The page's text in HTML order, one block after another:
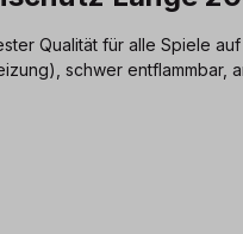
Qualität für alle Spiele
schwer entflammbar,